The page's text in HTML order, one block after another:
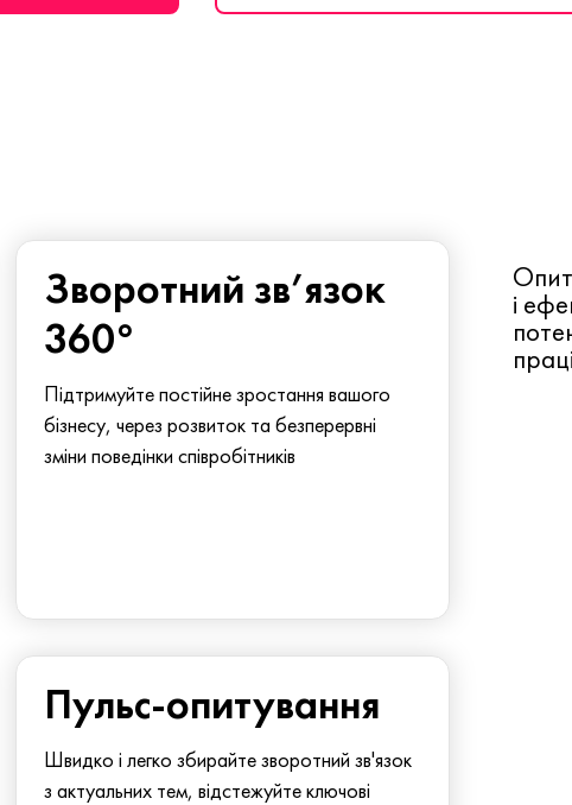
Зворотний зв’язок
360°
Підтримуйте постійне зростання вашого
бізнесу, через розвиток та безперервні
зміни поведінки співробітників
і
Пульс-опитування
Швидко і легко збирайте зворотний зв'язок
з актуальних тем, відстежуйте ключові